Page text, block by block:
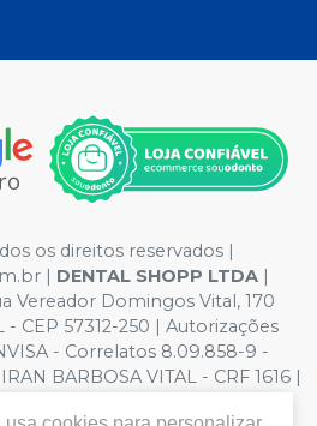
os direitos reservados |
| DENTAL SHOPP LTDA |
Vereador Domingos Vital, 170
- CEP 57312-250 | Autorizações
- Correlatos 8.09.858-9 -
IRAN BARBOSA VITAL - CRF 1616 |